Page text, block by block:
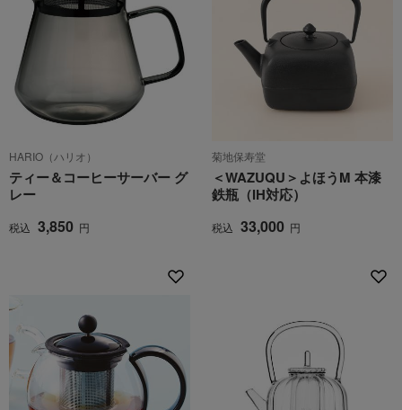
HARIO（ハリオ）
ティー＆コーヒーサーバー グ
レー
税込 3,850 円
菊地保寿堂
＜WAZUQU＞よほうM 本漆
鉄瓶（IH対応）
税込 33,000 円